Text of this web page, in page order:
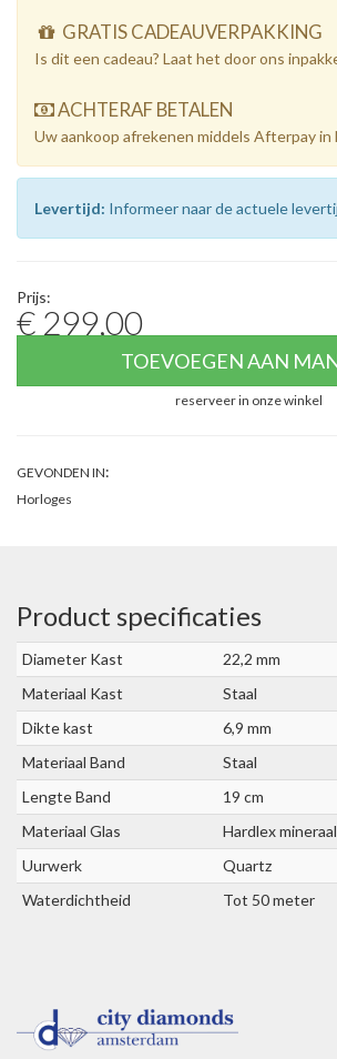
GRATIS CADEAUVERPAKKING
Is dit een cadeau? Laat het door ons
ACHTERAF BETALEN
Uw aankoop afrekenen middels Afterpay in
Levertijd: Informeer naar de actuele
Prijs:
€ 299,00
TOEVOEGEN AAN
reserveer in onze winkel
GEVONDEN IN:
Horloges
Product specificaties
Diameter Kast
22,2 mm
Materiaal Kast
Staal
Dikte kast
6,9 mm
Materiaal Band
Staal
Lengte Band
19 cm
Materiaal Glas
Hardlex
Uurwerk
Quartz
Waterdichtheid
Tot 50 meter